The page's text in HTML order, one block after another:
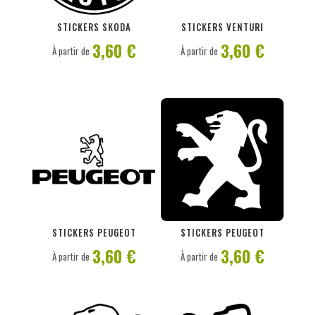
STICKERS SKODA
PERSONNALISER
À partir de 3,60 €
STICKERS VENTURI
À partir de 3,60 €
STICKERS PEUGEOT
À partir de 3,60 €
STICKERS PEUGEOT
PERSONNALISER
À partir de 3,60 €